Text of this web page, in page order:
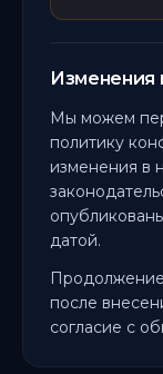
Изменения
Мы можем
политику
изменения в
датой.
после
согласие с